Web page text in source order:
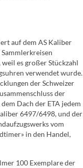
auf dem AS Kaliber
es großer Stückzahl
verwendet wurde.
der Schweizer
der
Dach der ETA jedem
6497/6498, und der
vom
in den Handel,
100 Exemplare der